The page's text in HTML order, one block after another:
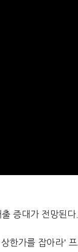
증대가 전망된다.
한가를 잡아라'